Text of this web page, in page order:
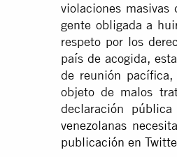
violaciones
gente obligada a
respeto por los
país de acogida,
de reunión
objeto de malos
declaración
venezolanas
publicación en